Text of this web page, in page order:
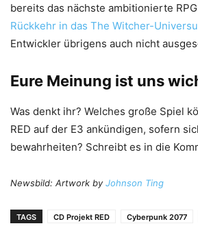
bereits das nächste ambitionierte
Rückkehr in das The Witcher-
Entwickler übrigens auch nicht
Eure Meinung ist uns
Was denkt ihr? Welches große Spiel
RED auf der E3 ankündigen, sofern
bewahrheiten? Schreibt es in die
Newsbild: Artwork byJohnson Ting
TAGS CD Projekt RED Cyberpunk 2077